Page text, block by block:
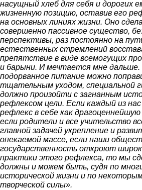
насущный хлеб для себя и дорогих
жизненную позицию, оставив его
на основных линиях жизни. Оно
совершенно пассивное существо,
перспективы, раз постоянно на
естественных стремлений
препятствие в виде всемогущих
и барыни. И мечтается мне
подорванное питание можно
тщательным уходом, специальной
должно произойти с загнанным
рефлексом цели. Если каждый из
рефлекс в себе как
если родители и все учительство
главной задачей укрепление и
опекаемой массе, если наши
государственность откроют
практики этого рефлекса, то мы
должны и можем быть, судя по
исторической жизни и по
творческой силы».